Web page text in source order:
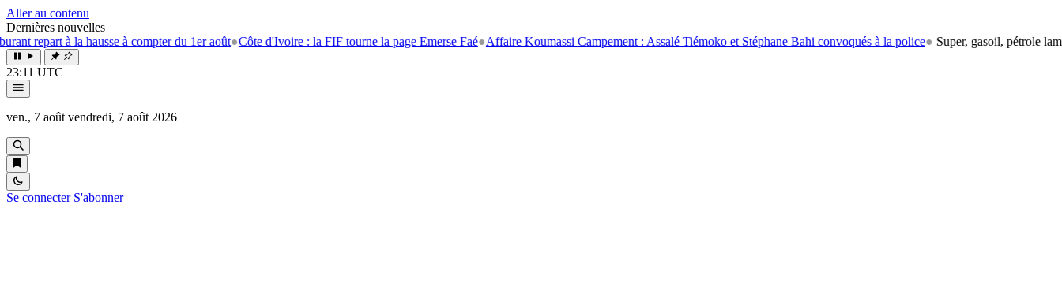
Aller au contenu
Dernières nouvelles
à la hausse à compter du 1er août ●Côte d'Ivoire : la FIF tourne la page Emerse Faé●Affaire Koumassi Campement : Assalé Tiémoko et Stéphane Bahi convoqués à la police ● Super, gasoil, pétrole lampant: le
23:11 UTC
ven., 7 août vendredi, 7 août 2026
Se connecter S'abonner